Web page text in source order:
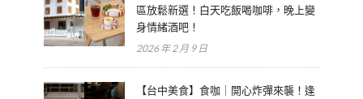
區放鬆新選！白天吃飯喝咖啡，晚上變
身情緒酒吧！
2026 年 2 月 9 日
【台中美食】食咖｜開心炸彈來襲！逢